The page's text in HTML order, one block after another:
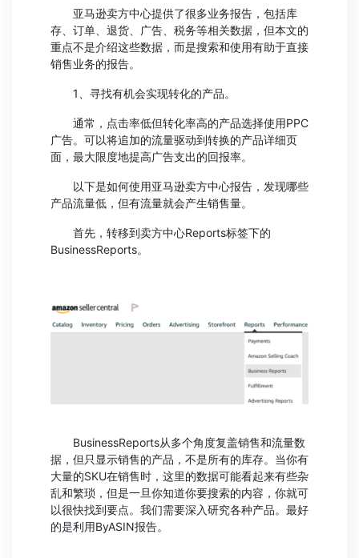
亚马逊卖方中心提供了很多业务报告，包括库
存、订单、退货、广告、税务等相关数据，但本文的
重点不是介绍这些数据，而是搜索和使用有助于直接
销售业务的报告。
1、寻找有机会实现转化的产品。
通常，点击率低但转化率高的产品选择使用PPC
广告。可以将追加的流量驱动到转换的产品详细页
面，最大限度地提高广告支出的回报率。
以下是如何使用亚马逊卖方中心报告，发现哪些
产品流量低，但有流量就会产生销售量。
首先，转移到卖方中心Reports标签下的
BusinessReports。
BusinessReports从多个角度复盖销售和流量数
据，但只显示销售的产品，不是所有的库存。当你有
大量的SKU在销售时，这里的数据可能看起来有些杂
乱和繁琐，但是一旦你知道你要搜索的内容，你就可
以很快找到要点。我们需要深入研究各种产品。最好
的是利用ByASIN报告。